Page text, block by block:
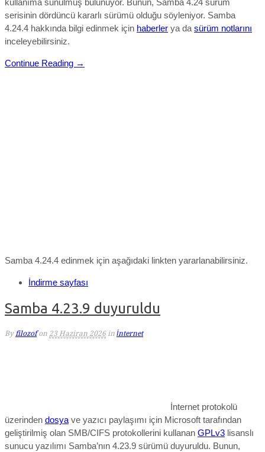
kullanıma sunulmuş bulunuyor. Bunun, Samba 4.24 sürüm
serisinin dördüncü kararlı sürümü olduğu söyleniyor. Samba
4.24.4 hakkında bilgi edinmek için haberler ya da sürüm notlarını
inceleyebilirsiniz.
Continue Reading →
Samba 4.24.4 edinmek için aşağıdaki linkten yararlanabilirsiniz.
İndirme sayfası
Samba 4.23.9 duyuruldu
By filozof on 23 Haziran 2026 in İnternet
İnternet protokolü
üzerinden dosya ve yazıcı paylaşımı için Microsoft tarafından
geliştirilmiş olan SMB/CIFS protokollerini kullanan GPLv3 lisanslı
sunucu yazılımı Samba’nın 4.23.9 sürümü duyuruldu. Bunun,